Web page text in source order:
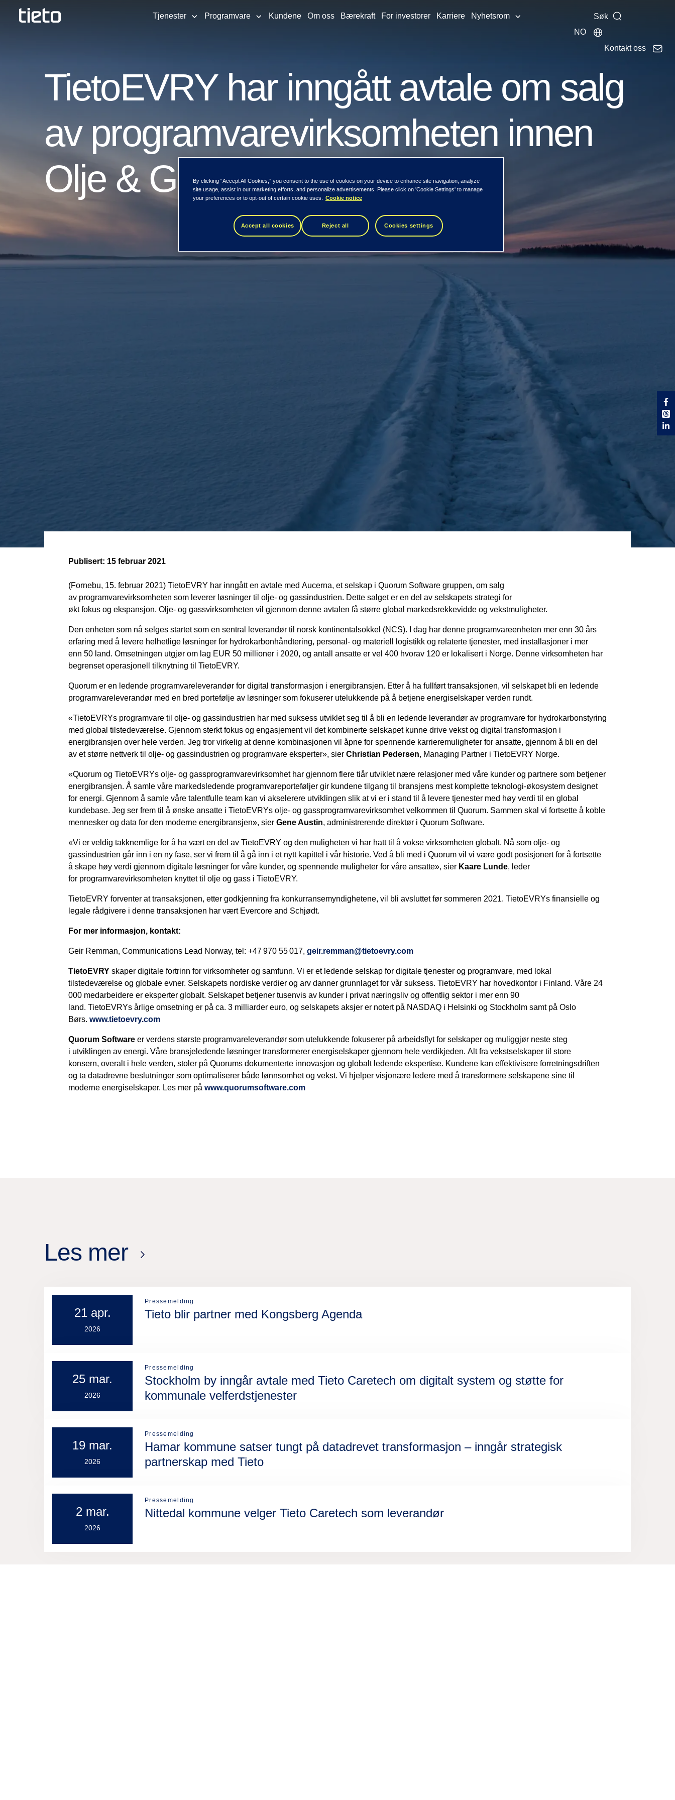
Tjenester Programvare Kundene Om oss Bærekraft For investorer Karriere Nyhetsrom
Søk
NO
Kontakt oss
TietoEVRY har inngått avtale om salg
av programvarevirksomheten innen
Olje & Gass
Publisert: 15 februar 2021
(Fornebu, 15. februar 2021) TietoEVRY har inngått en avtale med Aucerna, et selskap i Quorum Software gruppen, om salg
av programvarevirksomheten som leverer løsninger til olje- og gassindustrien. Dette salget er en del av selskapets strategi for
økt fokus og ekspansjon. Olje- og gassvirksomheten vil gjennom denne avtalen få større global markedsrekkevidde og vekstmuligheter.
Den enheten som nå selges startet som en sentral leverandør til norsk kontinentalsokkel (NCS). I dag har denne programvareenheten mer enn 30 års
erfaring med å levere helhetlige løsninger for hydrokarbonhåndtering, personal- og materiell logistikk og relaterte tjenester, med installasjoner i mer
enn 50 land. Omsetningen utgjør om lag EUR 50 millioner i 2020, og antall ansatte er vel 400 hvorav 120 er lokalisert i Norge. Denne virksomheten har
begrenset operasjonell tilknytning til TietoEVRY.
Quorum er en ledende programvareleverandør for digital transformasjon i energibransjen. Etter å ha fullført transaksjonen, vil selskapet bli en ledende
programvareleverandør med en bred portefølje av løsninger som fokuserer utelukkende på å betjene energiselskaper verden rundt.
«TietoEVRYs programvare til olje- og gassindustrien har med suksess utviklet seg til å bli en ledende leverandør av programvare for hydrokarbonstyring
med global tilstedeværelse. Gjennom sterkt fokus og engasjement vil det kombinerte selskapet kunne drive vekst og digital transformasjon i
energibransjen over hele verden. Jeg tror virkelig at denne kombinasjonen vil åpne for spennende karrieremuligheter for ansatte, gjennom å bli en del
av et større nettverk til olje- og gassindustrien og programvare eksperter», sier Christian Pedersen, Managing Partner i TietoEVRY Norge.
«Quorum og TietoEVRYs olje- og gassprogramvarevirksomhet har gjennom flere tiår utviklet nære relasjoner med våre kunder og partnere som betjener
energibransjen. Å samle våre markedsledende programvareporteføljer gir kundene tilgang til bransjens mest komplette teknologi-økosystem designet
for energi. Gjennom å samle våre talentfulle team kan vi akselerere utviklingen slik at vi er i stand til å levere tjenester med høy verdi til en global
kundebase. Jeg ser frem til å ønske ansatte i TietoEVRYs olje- og gassprogramvarevirksomhet velkommen til Quorum. Sammen skal vi fortsette å koble
mennesker og data for den moderne energibransjen», sier Gene Austin, administrerende direktør i Quorum Software.
«Vi er veldig takknemlige for å ha vært en del av TietoEVRY og den muligheten vi har hatt til å vokse virksomheten globalt. Nå som olje- og
gassindustrien går inn i en ny fase, ser vi frem til å gå inn i et nytt kapittel i vår historie. Ved å bli med i Quorum vil vi være godt posisjonert for å fortsette
å skape høy verdi gjennom digitale løsninger for våre kunder, og spennende muligheter for våre ansatte», sier Kaare Lunde, leder
for programvarevirksomheten knyttet til olje og gass i TietoEVRY.
TietoEVRY forventer at transaksjonen, etter godkjenning fra konkurransemyndighetene, vil bli avsluttet før sommeren 2021. TietoEVRYs finansielle og
legale rådgivere i denne transaksjonen har vært Evercore and Schjødt.
For mer informasjon, kontakt:
Geir Remman, Communications Lead Norway, tel: +47 970 55 017, geir.remman@tietoevry.com
TietoEVRY skaper digitale fortrinn for virksomheter og samfunn. Vi er et ledende selskap for digitale tjenester og programvare, med lokal
tilstedeværelse og globale evner. Selskapets nordiske verdier og arv danner grunnlaget for vår suksess. TietoEVRY har hovedkontor i Finland. Våre 24
000 medarbeidere er eksperter globalt. Selskapet betjener tusenvis av kunder i privat næringsliv og offentlig sektor i mer enn 90
land. TietoEVRYs årlige omsetning er på ca. 3 milliarder euro, og selskapets aksjer er notert på NASDAQ i Helsinki og Stockholm samt på Oslo
Børs. www.tietoevry.com
Quorum Software er verdens største programvareleverandør som utelukkende fokuserer på arbeidsflyt for selskaper og muliggjør neste steg
i utviklingen av energi. Våre bransjeledende løsninger transformerer energiselskaper gjennom hele verdikjeden. Alt fra vekstselskaper til store
konsern, overalt i hele verden, stoler på Quorums dokumenterte innovasjon og globalt ledende ekspertise. Kundene kan effektivisere forretningsdriften
og ta datadrevne beslutninger som optimaliserer både lønnsomhet og vekst. Vi hjelper visjonære ledere med å transformere selskapene sine til
moderne energiselskaper. Les mer på www.quorumsoftware.com
Les mer
21 apr.
2026
Pressemelding
Tieto blir partner med Kongsberg Agenda
25 mar.
2026
Pressemelding
Stockholm by inngår avtale med Tieto Caretech om digitalt system og støtte for
kommunale velferdstjenester
19 mar.
2026
Pressemelding
Hamar kommune satser tungt på datadrevet transformasjon – inngår strategisk
partnerskap med Tieto
2 mar.
2026
Pressemelding
Nittedal kommune velger Tieto Caretech som leverandør
By clicking “Accept All Cookies,” you consent to the use of cookies on your device to enhance site navigation, analyze
site usage, assist in our marketing efforts, and personalize advertisements. Please click on 'Cookie Settings' to manage
your preferences or to opt-out of certain cookie uses.
Cookie notice
Accept all cookies Reject all Cookies settings